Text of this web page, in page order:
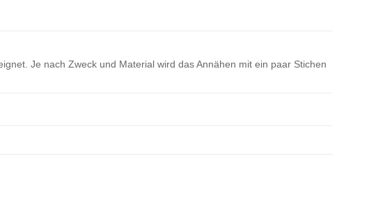
Je nach Zweck und Material wird das Annähen mit ein paar Stichen